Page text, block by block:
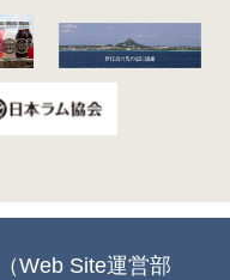
Web Site運営部